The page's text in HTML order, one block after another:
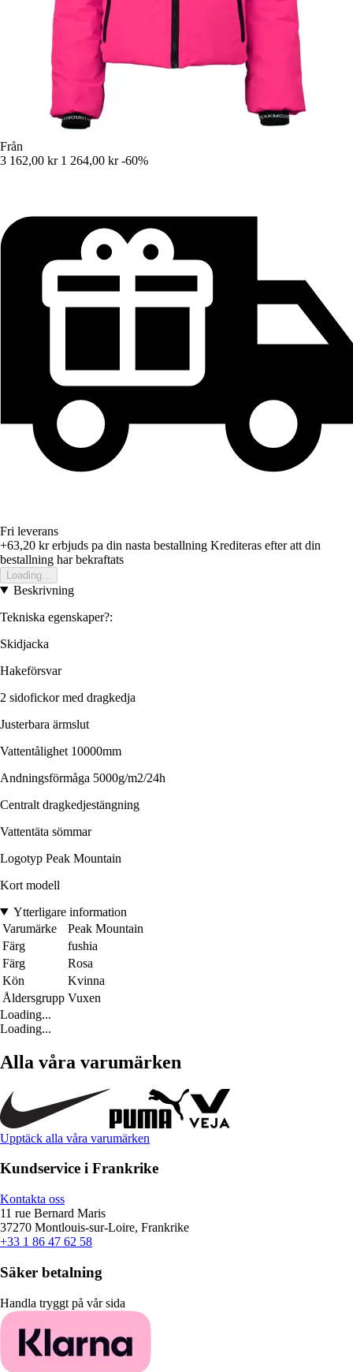
Från
3 162,00 kr 1 264,00 kr -60%
Fri leverans
+63,20 krerbjuds pa din nasta bestallning Krediteras efter att din
bestallning har bekraftats
Loading...
Beskrivning
Tekniska egenskaper?:
Skidjacka
Hakeförsvar
2 sidofickor med dragkedja
Justerbara ärmslut
Vattentålighet 10000mm
Andningsförmåga 5000g/m2/24h
Centralt dragkedjestängning
Vattentäta sömmar
Logotyp Peak Mountain
Kort modell
Ytterligare information
Varumärke
Peak Mountain
Färg
fushia
Färg
Rosa
Kön
Kvinna
Åldersgrupp Vuxen
Loading...
Loading...
Alla våra varumärken
Upptäck alla våra varumärken
Kundservice i Frankrike
Kontakta oss
11 rue Bernard Maris
37270 Montlouis-sur-Loire, Frankrike
+33 1 86 47 62 58
Säker betalning
Handla tryggt på vår sida